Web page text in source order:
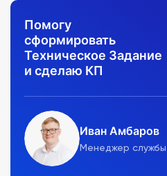
Помогу
сформировать
Техническое Задание
и сделаю КП
Иван Амбаров
Менеджер